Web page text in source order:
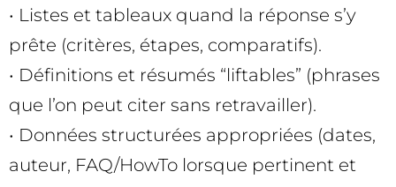
• Listes et tableaux quand la réponse s’y
prête (critères, étapes, comparatifs).
• Définitions et résumés “liftables” (phrases
que l’on peut citer sans retravailler).
• Données structurées appropriées (dates,
auteur, FAQ/HowTo lorsque pertinent et